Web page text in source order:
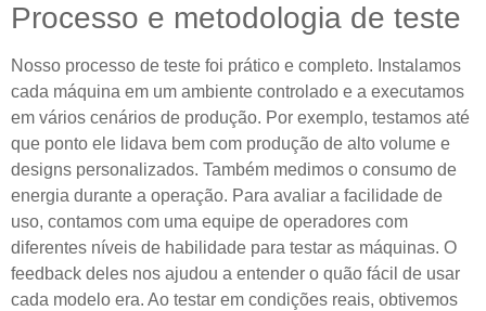
Processo e metodologia de teste
Nosso processo de teste foi prático e completo. Instalamos
cada máquina em um ambiente controlado e a executamos
em vários cenários de produção. Por exemplo, testamos até
que ponto ele lidava bem com produção de alto volume e
designs personalizados. Também medimos o consumo de
energia durante a operação. Para avaliar a facilidade de
uso, contamos com uma equipe de operadores com
diferentes níveis de habilidade para testar as máquinas. O
feedback deles nos ajudou a entender o quão fácil de usar
cada modelo era. Ao testar em condições reais, obtivemos